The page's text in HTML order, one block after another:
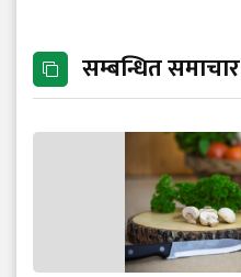
सम्बन्धित समाचार